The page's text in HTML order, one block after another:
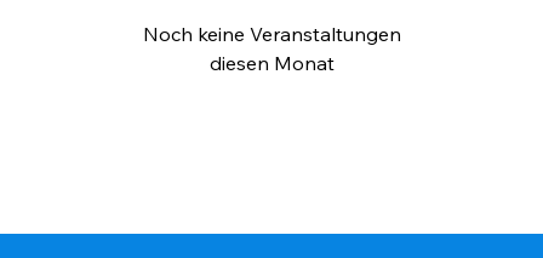
Noch keine Veranstaltungen
diesen Monat